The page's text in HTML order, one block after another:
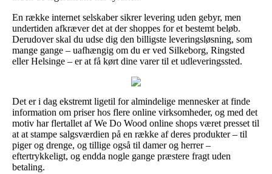
En række internet selskaber sikrer levering uden gebyr, men
undertiden afkræver det at der shoppes for et bestemt beløb.
Derudover skal du udse dig den billigste leveringsløsning, som
mange gange – uafhængig om du er ved Silkeborg, Ringsted
eller Helsinge – er at få kørt dine varer til et udleveringssted.
Det er i dag ekstremt ligetil for almindelige mennesker at finde
information om priser hos flere online virksomheder, og med det
motiv har flertallet af We Do Wood online shops været presset til
at at stampe salgsværdien på en række af deres produkter – til
piger og drenge, og tillige også til damer og herrer –
eftertrykkeligt, og endda nogle gange præstere fragt uden
betaling.